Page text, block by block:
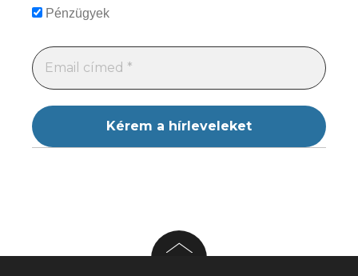
Pénzügyek